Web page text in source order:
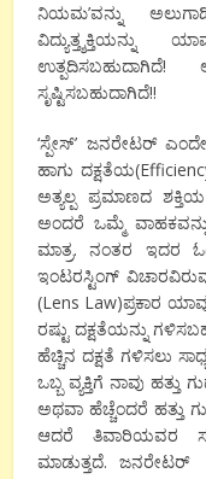
ನಿಯಮ’ವನ್ನು
ಸೃಷ್ಟಿಸಬಹುದಾಗಿದೆ!!
‘ಸ್ಪೇಸ್’ ಜನರೇಟರ್
ಹಾಗು
ಅತ್ಯಲ್ಪ ಪ್ರಮಾಣದ
ಅಂದರೆ ಒಮ್ಮೆ ವಾಹಕವನ್ನು
ಮಾತ್ರ. ನಂತರ ಇದರ
ಇಂಟರಸ್ಟಿಂಗ್
(Lens Law)ಪ್ರಕಾರ
ರಷ್ಟು ದಕ್ಷತೆಯನ್ನು
ಹೆಚ್ಚಿನ ದಕ್ಷತೆ ಗಳಿಸಲು
ಒಬ್ಬ ವ್ಯಕ್ತಿಗೆ ನಾವು ಹತ್ತು
ಅಥವಾ ಹೆಚ್ಚೆಂದರೆ ಹತ್ತು
ಆದರೆ ತಿವಾರಿಯವರ
ಮಾಡುತ್ತದೆ.